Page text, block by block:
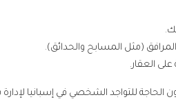
(مثل المسابح والحدائق).
على العقار.
للتواجد الشخصي في إسبانيا لإدارة